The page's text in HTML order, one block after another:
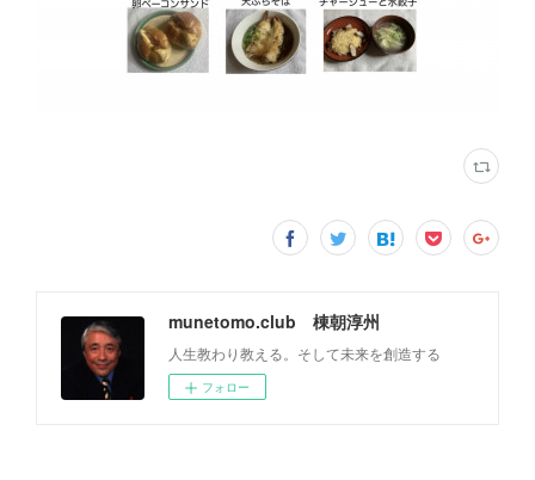
munetomo.club 棟朝淳州
人生教わり教える。そして未来を創造する
フォロー